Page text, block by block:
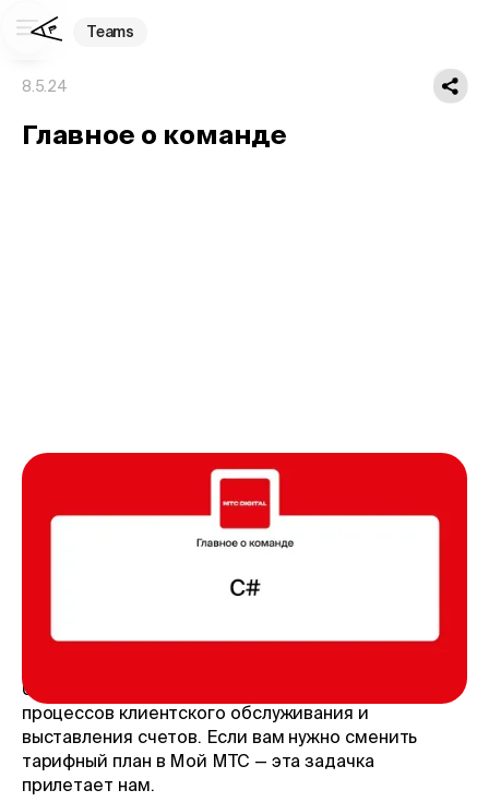
Teams
8.5.24
Главное о команде
В нашей команде 110 человек — и это
умудрённому опытом разрабу 58 лет, а самому
биллинговые платформы МТС для автоматизации
процессов клиентского обслуживания и
выставления счетов. Если вам нужно сменить
тарифный план в Мой МТС — эта задачка
прилетает нам.